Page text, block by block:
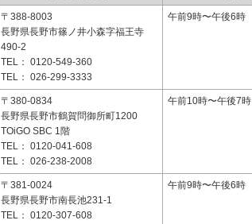
〒388-8003
長野県長野市篠ノ井小森字福王寺
490-2
TEL： 0120-549-360
TEL： 026-299-3333
午前9時〜午後6時
〒380-0834
長野県長野市鶴賀問御所町1200
TOiGO SBC 1階
TEL： 0120-041-608
TEL： 026-238-2008
午前10時〜午後7時
〒381-0024
長野県長野市南長池231-1
TEL： 0120-307-608
午前9時〜午後6時